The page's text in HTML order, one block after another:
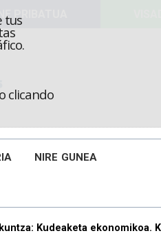
tus
clicando
NIRE GUNEA
Kudeaketa ekonomikoa.